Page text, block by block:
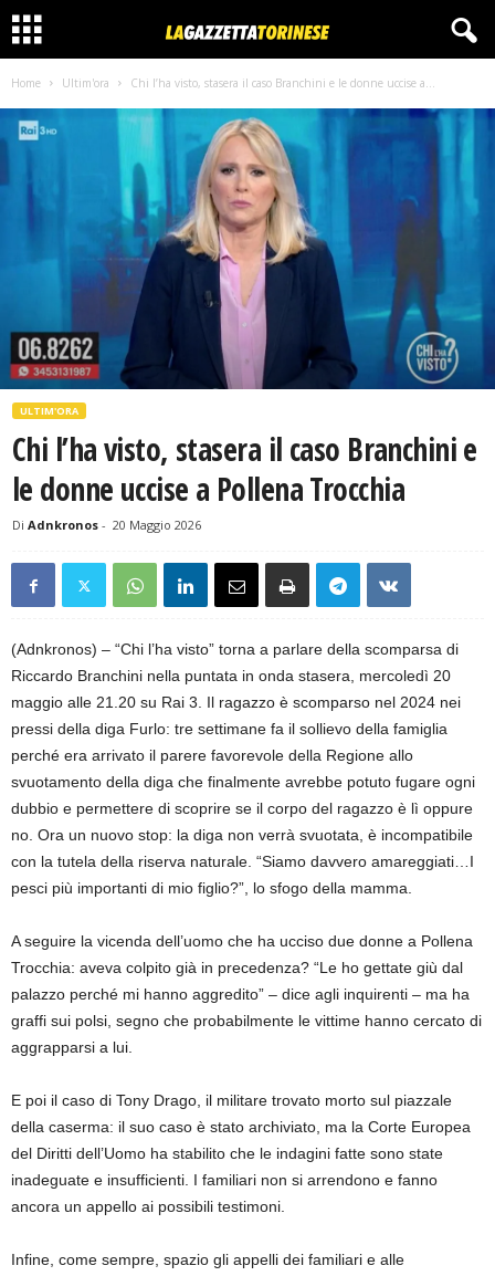
Home Ultim'ora Chi l’ha visto, stasera il caso Branchini e le donne uccise a...
ULTIM'ORA
Chi l’ha visto, stasera il caso Branchini e
le donne uccise a Pollena Trocchia
Di Adnkronos - 20 Maggio 2026
(Adnkronos) – “Chi l’ha visto” torna a parlare della scomparsa di
Riccardo Branchini nella puntata in onda stasera, mercoledì 20
maggio alle 21.20 su Rai 3. Il ragazzo è scomparso nel 2024 nei
pressi della diga Furlo: tre settimane fa il sollievo della famiglia
perché era arrivato il parere favorevole della Regione allo
svuotamento della diga che finalmente avrebbe potuto fugare ogni
dubbio e permettere di scoprire se il corpo del ragazzo è lì oppure
no. Ora un nuovo stop: la diga non verrà svuotata, è incompatibile
con la tutela della riserva naturale. “Siamo davvero amareggiati…I
pesci più importanti di mio figlio?”, lo sfogo della mamma.
A seguire la vicenda dell’uomo che ha ucciso due donne a Pollena
Trocchia: aveva colpito già in precedenza? “Le ho gettate giù dal
palazzo perché mi hanno aggredito” – dice agli inquirenti – ma ha
graffi sui polsi, segno che probabilmente le vittime hanno cercato di
aggrapparsi a lui.
E poi il caso di Tony Drago, il militare trovato morto sul piazzale
della caserma: il suo caso è stato archiviato, ma la Corte Europea
del Diritti dell’Uomo ha stabilito che le indagini fatte sono state
inadeguate e insufficienti. I familiari non si arrendono e fanno
ancora un appello ai possibili testimoni.
Infine, come sempre, spazio gli appelli dei familiari e alle